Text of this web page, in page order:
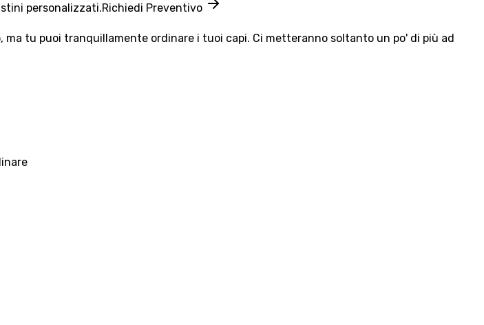
personalizzati.Richiedi Preventivo
tu puoi tranquillamente ordinare i tuoi capi. Ci metteranno soltanto un po' di più ad